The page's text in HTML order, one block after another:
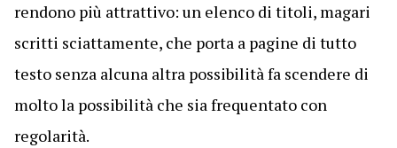
rendono più attrattivo: un elenco di titoli, magari
scritti sciattamente, che porta a pagine di tutto
testo senza alcuna altra possibilità fa scendere di
molto la possibilità che sia frequentato con
regolarità.